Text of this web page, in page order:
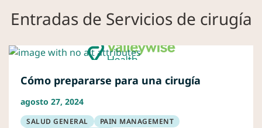
Entradas de Servicios de cirugía
Cómo prepararse para una cirugía
agosto 27, 2024
SALUD GENERAL
PAIN MANAGEMENT